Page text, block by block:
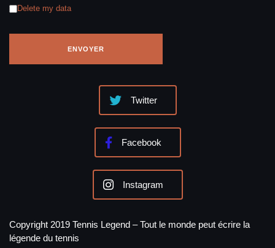
Delete my data
Twitter
Facebook
Instagram
Copyright 2019 Tennis Legend – Tout le monde peut écrire la
légende du tennis